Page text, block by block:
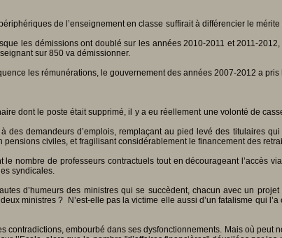
de l’enseignement en classe suffirait à différencier le
les démissions ont doublé sur les années 2010-2011 et 2011-
sur 850 va démissionner.
les rémunérations, le gouvernement des années 2007-2012 a
dont le poste était supprimé, il y a eu réellement une volonté de
des demandeurs d’emplois, remplaçant au pied levé des titulaires
civiles, et fragilisant considérablement le financement des
nombre de professeurs contractuels tout en décourageant l’accès
syndicales.
d’humeurs des ministres qui se succèdent, chacun avec un
ministres ? N’est-elle pas la victime elle aussi d’un fatalisme qui
embourbé dans ses dysfonctionnements. Mais où peut